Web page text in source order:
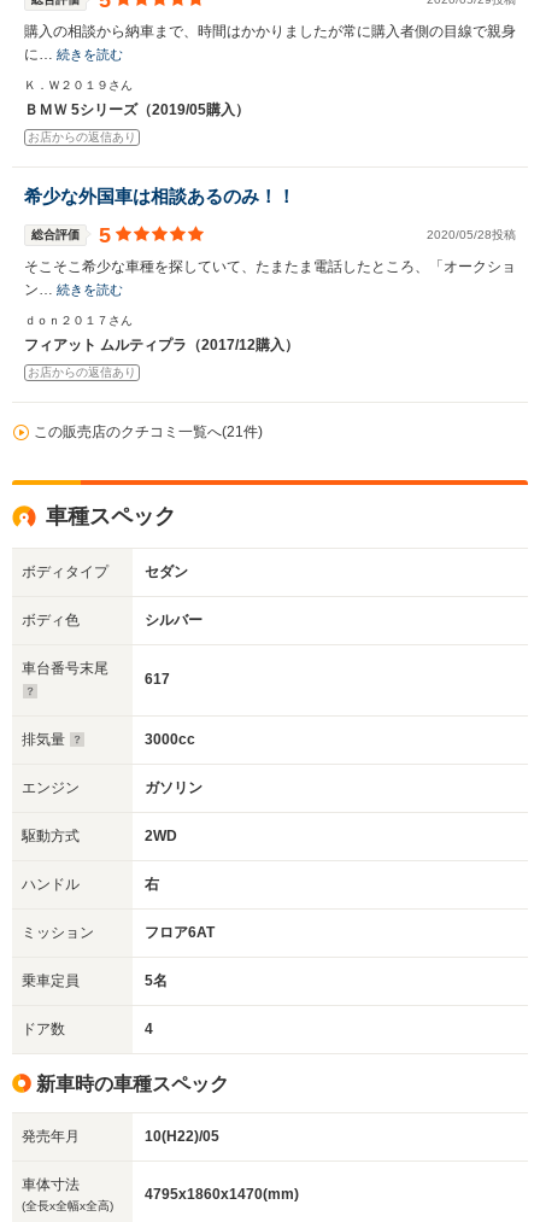
購入の相談から納車まで、時間はかかりましたが常に購入者側の目線で親身
に… 続きを読む
Ｋ．Ｗ２０１９さん
ＢＭＷ 5シリーズ（2019/05購入）
お店からの返信あり
希少な外国車は相談あるのみ！！
総合評価 5 2020/05/28投稿
そこそこ希少な車種を探していて、たまたま電話したところ、「オークショ
ン… 続きを読む
ｄｏｎ２０１７さん
フィアット ムルティプラ（2017/12購入）
お店からの返信あり
この販売店のクチコミ一覧へ(21件)
車種スペック
ボディタイプ セダン
ボディ色 シルバー
車台番号末尾
617
排気量 3000cc
エンジン ガソリン
駆動方式 2WD
ハンドル 右
ミッション フロア6AT
乗車定員 5名
ドア数 4
新車時の車種スペック
発売年月 10(H22)/05
車体寸法
(全長x全幅x全高)
4795x1860x1470(mm)